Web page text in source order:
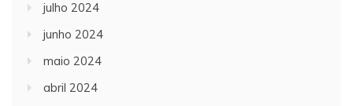
julho 2024
junho 2024
maio 2024
abril 2024